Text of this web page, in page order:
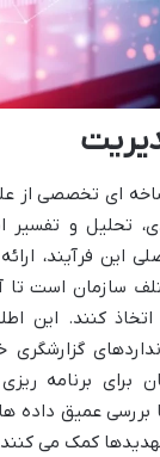
ای تخصصی از
تحلیل و تفسیر
این فرآیند،
سازمان است تا
اتخاذ کنند. این
برای برنامه
بررسی عمیق داده
کمک می